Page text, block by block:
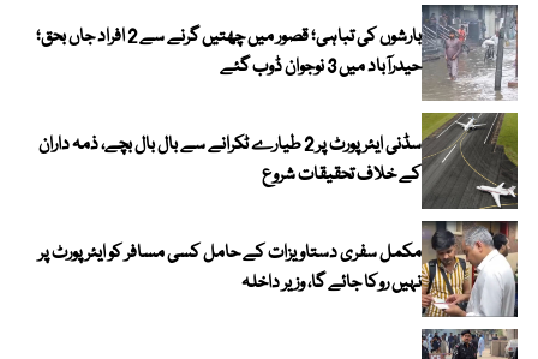
بارشوں کی تباہی؛ قصور میں چھتیں گرنے سے 2 افراد جاں بحق؛
حیدرآباد میں 3 نوجوان ڈوب گئے
سڈنی ایئرپورٹ پر 2 طیارے ٹکرانے سے بال بال بچے، ذمہ داران
کے خلاف تحقیقات شروع
مکمل سفری دستاویزات کے حامل کسی مسافر کو ایئرپورٹ پر
نہیں روکا جائے گا، وزیر داخلہ